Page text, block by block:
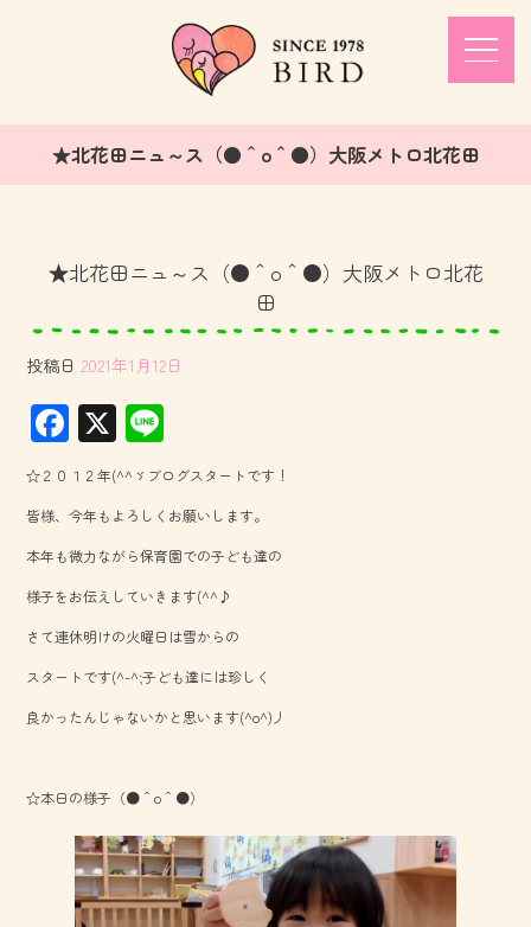
★北花田ニュ～ス（●＾o＾●）大阪メトロ北花田
★北花田ニュ～ス（●＾o＾●）大阪メトロ北花
田
投稿日 2021年1月12日
F
ac
e
b
o
ok
X
ne
☆２０１２年(^^ゞブログスタートです！
皆様、今年もよろしくお願いします。
本年も微力ながら保育園での子ども達の
様子をお伝えしていきます(^^♪
さて連休明けの火曜日は雪からの
スタートです(^-^;子ども達には珍しく
良かったんじゃないかと思います(^o^)丿
☆本日の様子（●＾o＾●）